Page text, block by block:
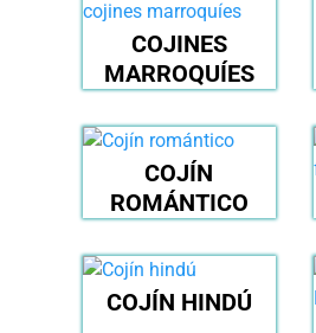
COJINES
MARROQUÍES
COJÍN
ROMÁNTICO
COJÍN HINDÚ